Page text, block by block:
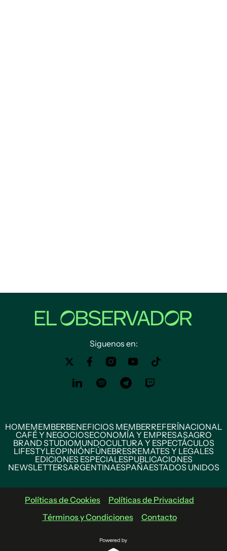
Siguenos en:
HOMEMEMBERBENEFICIOS MEMBERREFERÍNACIONAL
CAFÉ Y NEGOCIOSECONOMÍA Y EMPRESASAGRO
BRAND STUDIOMUNDOCULTURA Y ESPECTÁCULOS
LIFESTYLEOPINIÓNFÚNEBRESREMATES Y LEGALES
EDICIONES ESPECIALESPUBLICACIONES
NEWSLETTERSARGENTINAESPAÑAESTADOS UNIDOS
Políticas de Cookies
Políticas de Privacidad
Términos y Condiciones
Contacto